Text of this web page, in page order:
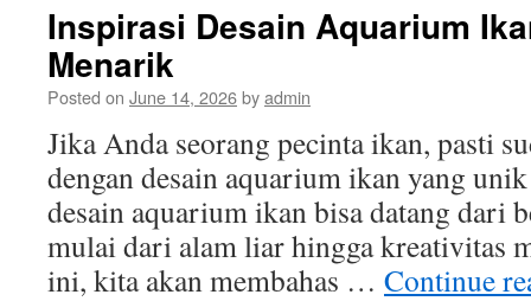
Ikan
Bahagia
Inspirasi Desain Aquarium
Menarik
Posted on June 14, 2026byadmin
Jika Anda seorang pecinta ikan, pasti
dengan desain aquarium ikan yang
desain aquarium ikan bisa datang dari
mulai dari alam liar hingga kreativitas
ini, kita akan membahas … Continue